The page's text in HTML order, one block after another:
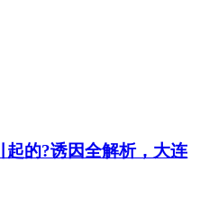
起的?诱因全解析，大连